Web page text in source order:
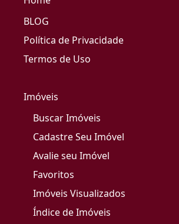
BLOG
Política de Privacidade
Termos de Uso
Imóveis
Buscar Imóveis
Cadastre Seu Imóvel
Avalie seu Imóvel
Favoritos
Imóveis Visualizados
Índice de Imóveis